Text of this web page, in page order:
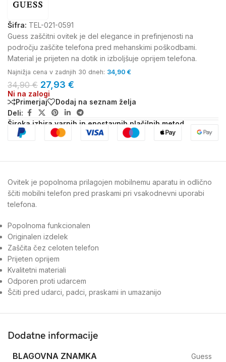
Šifra: TEL-021-0591
Guess zaščitni ovitek je del elegance in prefinjenosti na
področju zaščite telefona pred mehanskimi poškodbami.
Material je prijeten na dotik in izboljšuje oprijem telefona.
Najnižja cena v zadnjih 30 dneh: 34,90 €
34,90€ 27,93 €
Ni na zalogi
Primerjaj
Dodaj na seznam želja
Deli:
Široka izbira varnih in enostavnih plačilnih metod
Ovitek je popolnoma prilagojen mobilnemu aparatu in odlično
ščiti mobilni telefon pred praskami pri vsakodnevni uporabi
telefona.
Popolnoma funkcionalen
Originalen izdelek
Zaščita čez celoten telefon
Prijeten oprijem
Kvalitetni materiali
Odporen proti udarcem
Ščiti pred udarci, padci, praskami in umazanijo
Dodatne informacije
BLAGOVNA ZNAMKA Guess